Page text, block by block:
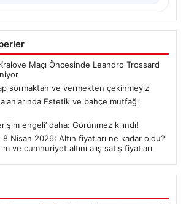
Maçı Öncesinde Leandro Trossard
sormaktan ve vermekten çekinmeyiz
Estetik ve bahçe mutfağı
engeli’ daha: Görünmez kılındı!
8 Nisan 2026: Altın fiyatları ne kadar oldu?
ve cumhuriyet altını alış satış fiyatları